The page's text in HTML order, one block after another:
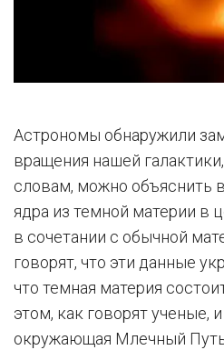
Астрономы обнаружили
вращения нашей
словам, можно объяснить
ядра из темной материи в
в сочетании с обычной
говорят, что эти данные
что темная материя
этом, как говорят ученые,
окружающая Млечный